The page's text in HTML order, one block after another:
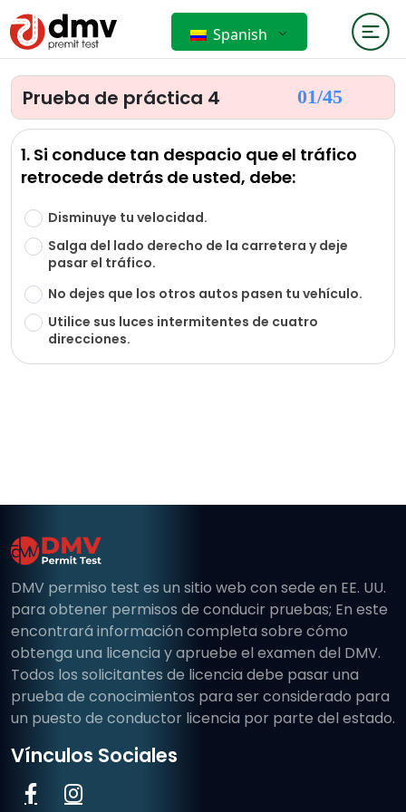
Spanish
Prueba de práctica 4 01/45
1. Si conduce tan despacio que el tráfico
retrocede detrás de usted, debe:
Disminuye tu velocidad.
Salga del lado derecho de la carretera y deje
pasar el tráfico.
No dejes que los otros autos pasen tu vehículo.
Utilice sus luces intermitentes de cuatro
direcciones.
DMV permiso test es un sitio web con sede en EE. UU.
para obtener permisos de conducir pruebas; En este
encontrará información completa sobre cómo
obtenga una licencia y apruebe el examen del DMV.
Todos los solicitantes de licencia debe pasar una
prueba de conocimientos para ser considerado para
un puesto de conductor licencia por parte del estado.
Vínculos Sociales